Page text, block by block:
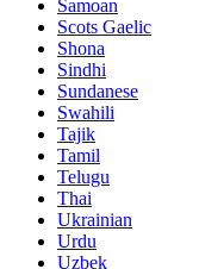
Samoan
Scots Gaelic
Shona
Sindhi
Sundanese
Swahili
Tajik
Tamil
Telugu
Thai
Ukrainian
Urdu
Uzbek